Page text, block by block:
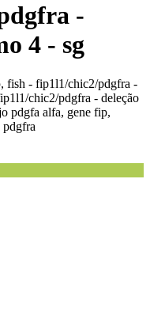
-
4 - sg
fish - fip1l1/chic2/pdgfra -
chic2/pdgfra - deleção
pdgfa alfa, gene fip,
pdgfra